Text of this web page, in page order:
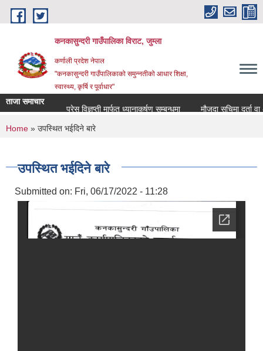
Skip to main content
कनकासुन्दरी गाउँपालिका विराट, जुम्ला
कर्णाली प्रदेश नेपाल
"कनकासुन्दरी गाउँपालिकाको समुन्नतीको आधार शिक्षा,
स्वास्थ्य, कृर्षि र पूर्वाधार"
ताजा समाचार
प्रेस विज्ञप्ती मार्फत ध्यानाकर्षण सम्बन्धमा
मौजुदा सुचिमा दर्ता वा
You are here
Home » उपस्थित भईदिने बारे
उपस्थित भईदिने बारे
Submitted on: Fri, 06/17/2022 - 11:28